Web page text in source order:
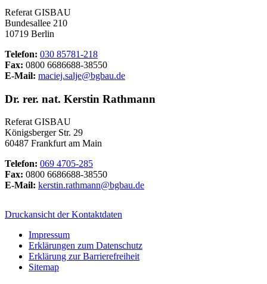
Referat GISBAU
Bundesallee 210
10719 Berlin
Telefon: 030 85781-218
Fax: 0800 6686688-38550
E-Mail: maciej.salje@bgbau.de
Dr. rer. nat. Kerstin Rathmann
Referat GISBAU
Königsberger Str. 29
60487 Frankfurt am Main
Telefon: 069 4705-285
Fax: 0800 6686688-38550
E-Mail: kerstin.rathmann@bgbau.de
Druckansicht der Kontaktdaten
Impressum
Erklärungen zum Datenschutz
Erklärung zur Barrierefreiheit
Sitemap